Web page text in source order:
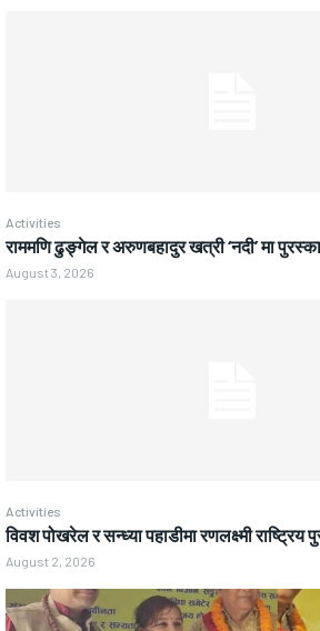
Activities
राममणि ढुङ्गेल र अरुणबहादुर खत्री ‘नदी’ मा
August 3, 2026
Activities
विवश पोखरेल र सन्ध्या पहाडीमा रणलक्ष्मी राष्ट्रिय
August 2, 2026